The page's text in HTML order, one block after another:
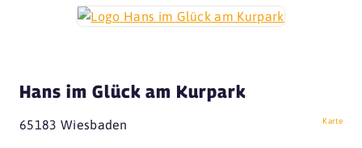
Hans im Glück am Kurpark
65183 Wiesbaden Karte